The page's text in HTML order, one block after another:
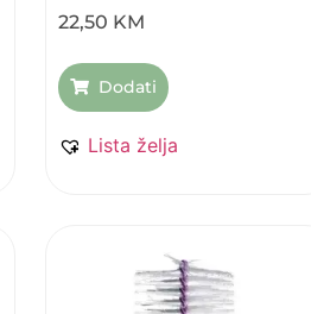
22,50 KM
Dodati
Lista želja